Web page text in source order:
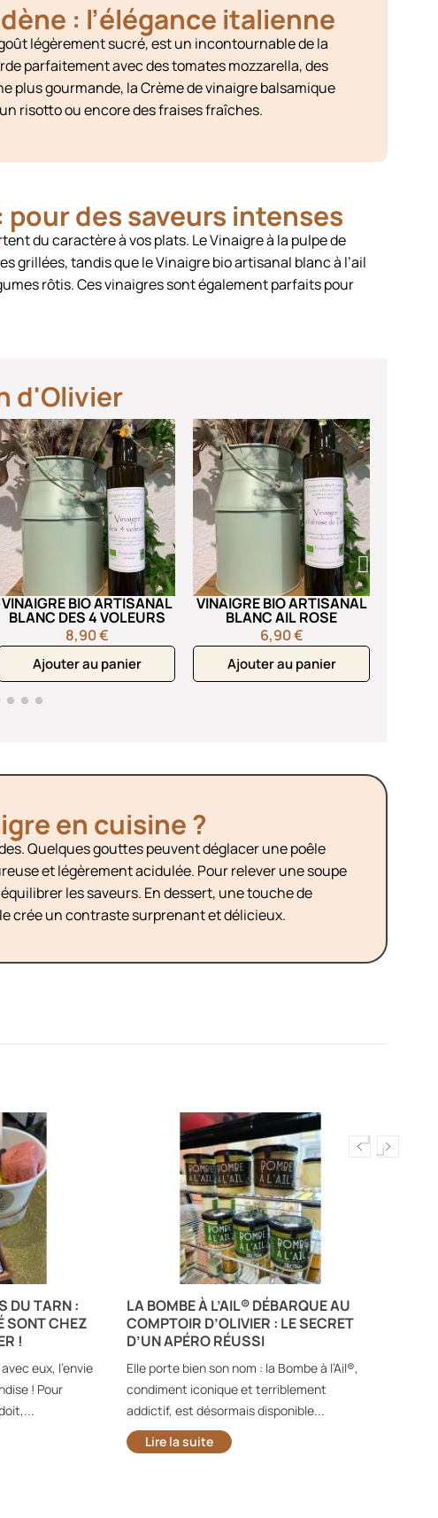
: l’élégance italienne
légèrement sucré, est un incontournable de la
parfaitement avec des tomates mozzarella, des
plus gourmande, la Crème de vinaigre balsamique
risotto ou encore des fraises fraîches.
des saveurs intenses
du caractère à vos plats. Le Vinaigre à la pulpe de
grillées, tandis que le Vinaigre bio artisanal blanc à l’ail
rôtis. Ces vinaigres sont également parfaits pour
d'Olivier
VINAIGRE BIO ARTISANAL
BLANC DES 4 VOLEURS
8,90 €
Ajouter au panier
VINAIGRE BIO ARTISANAL
BLANC AIL ROSE
6,90 €
Ajouter au panier
en cuisine ?
Quelques gouttes peuvent déglacer une poêle
et légèrement acidulée. Pour relever une soupe
les saveurs. En dessert, une touche de
crée un contraste surprenant et délicieux.
DU TARN :
SONT CHEZ
!
eux, l’envie
! Pour
LA BOMBE À L’AIL® DÉBARQUE AU
COMPTOIR D’OLIVIER : LE SECRET
D’UN APÉRO RÉUSSI
Elle porte bien son nom : la Bombe à l’Ail®,
condiment iconique et terriblement
addictif, est désormais disponible...
Lire la suite